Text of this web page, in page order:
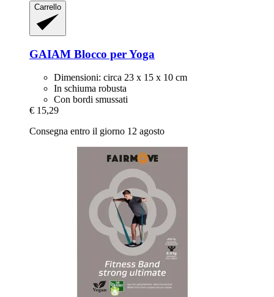
Carrello
GAIAM Blocco per Yoga
Dimensioni: circa 23 x 15 x 10 cm
In schiuma robusta
Con bordi smussati
€ 15,29
Consegna entro il giorno 12 agosto